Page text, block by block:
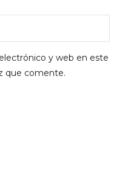
y web en este
que comente.